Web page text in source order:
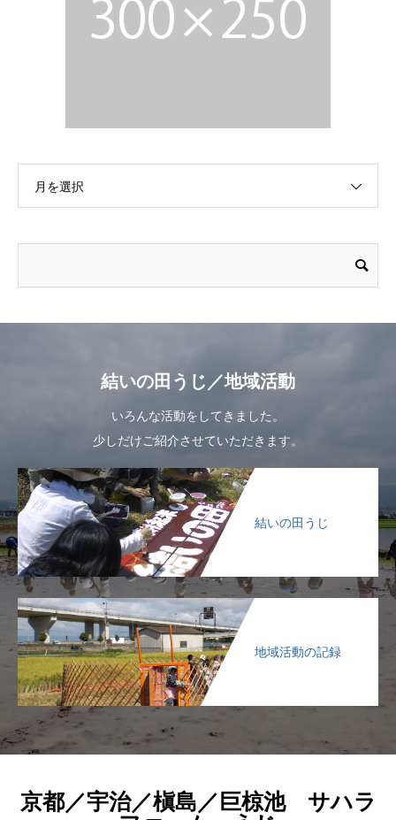
月を選択
結いの田うじ／地域活動
いろんな活動をしてきました。
少しだけご紹介させていただきます。
結いの田うじ
地域活動の記録
京都／宇治／槇島／巨椋池 サハラ